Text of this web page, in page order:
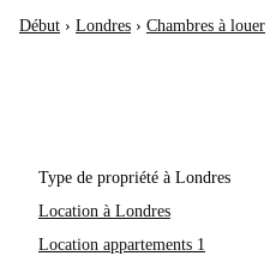
Début › Londres › Chambres à louer
Type de propriété à Londres
Location à Londres
Location appartements 1